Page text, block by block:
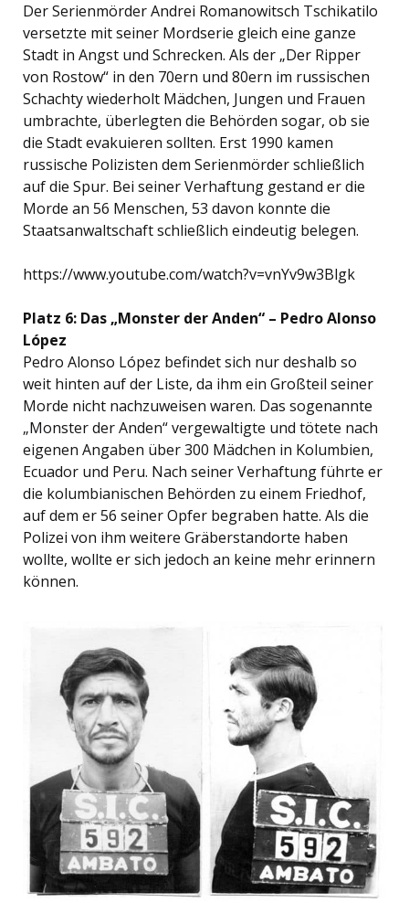
Der Serienmörder Andrei Romanowitsch Tschikatilo
versetzte mit seiner Mordserie gleich eine ganze
Stadt in Angst und Schrecken. Als der „Der Ripper
von Rostow“ in den 70ern und 80ern im russischen
Schachty wiederholt Mädchen, Jungen und Frauen
umbrachte, überlegten die Behörden sogar, ob sie
die Stadt evakuieren sollten. Erst 1990 kamen
russische Polizisten dem Serienmörder schließlich
auf die Spur. Bei seiner Verhaftung gestand er die
Morde an 56 Menschen, 53 davon konnte die
Staatsanwaltschaft schließlich eindeutig belegen.
https://www.youtube.com/watch?v=vnYv9w3Blgk
Platz 6: Das „Monster der Anden“ – Pedro Alonso
López
Pedro Alonso López befindet sich nur deshalb so
weit hinten auf der Liste, da ihm ein Großteil seiner
Morde nicht nachzuweisen waren. Das sogenannte
„Monster der Anden“ vergewaltigte und tötete nach
eigenen Angaben über 300 Mädchen in Kolumbien,
Ecuador und Peru. Nach seiner Verhaftung führte er
die kolumbianischen Behörden zu einem Friedhof,
auf dem er 56 seiner Opfer begraben hatte. Als die
Polizei von ihm weitere Gräberstandorte haben
wollte, wollte er sich jedoch an keine mehr erinnern
können.